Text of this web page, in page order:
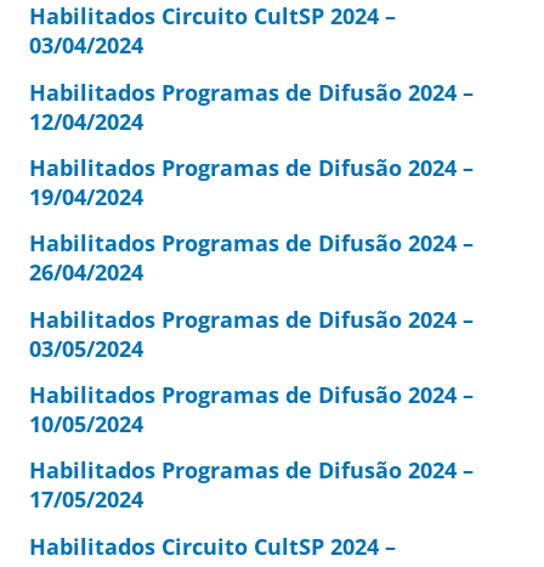
Habilitados Circuito CultSP 2024 –
03/04/2024
Habilitados Programas de Difusão 2024 –
12/04/2024
Habilitados Programas de Difusão 2024 –
19/04/2024
Habilitados Programas de Difusão 2024 –
26/04/2024
Habilitados Programas de Difusão 2024 –
03/05/2024
Habilitados Programas de Difusão 2024 –
10/05/2024
Habilitados Programas de Difusão 2024 –
17/05/2024
Habilitados Circuito CultSP 2024 –